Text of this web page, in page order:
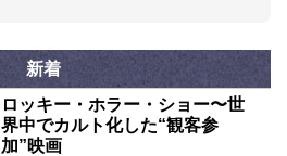
新着
ロッキー・ホラー・ショー〜世
界中でカルト化した“観客参
加”映画